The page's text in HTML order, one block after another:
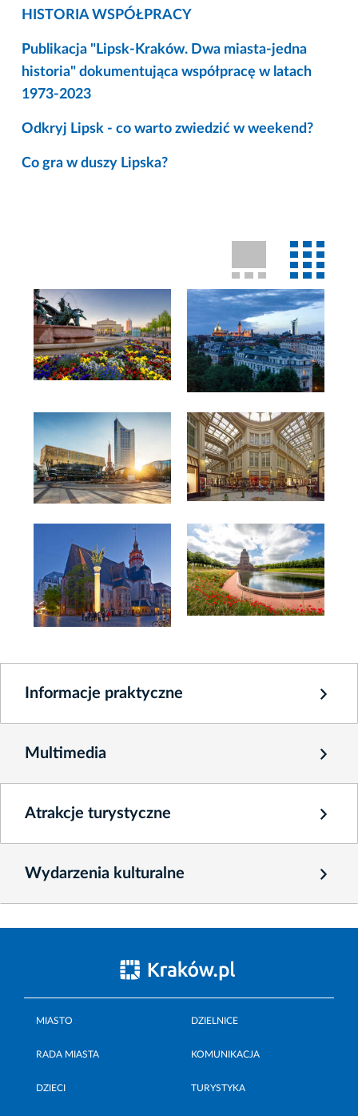
HISTORIA WSPÓŁPRACY
Publikacja "Lipsk-Kraków. Dwa miasta-jedna
historia" dokumentująca współpracę w latach
1973-2023
Odkryj Lipsk - co warto zwiedzić w weekend?
Co gra w duszy Lipska?
Informacje praktyczne
Multimedia
Atrakcje turystyczne
Wydarzenia kulturalne
MIASTO DZIELNICE
RADA MIASTA KOMUNIKACJA
DZIECI TURYSTYKA